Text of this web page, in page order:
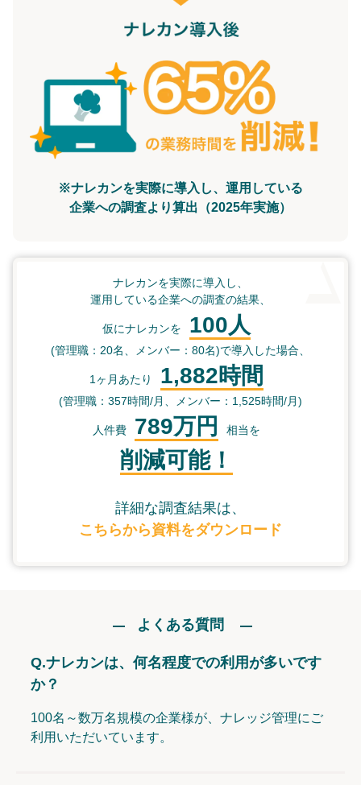
※ナレカンを実際に導入し、運用している
企業への調査より算出（2025年実施）
ナレカンを実際に導入し、
運用している企業への調査の結果、
仮にナレカンを 100人
(管理職：20名、メンバー：80名)で導入した場合、
1ヶ月あたり 1,882時間
(管理職：357時間/月、メンバー：1,525時間/月)
人件費 789万円 相当を
削減可能！
詳細な調査結果は、
こちらから資料をダウンロード
よくある質問
Q.ナレカンは、何名程度での利用が多いです
か？
100名～数万名規模の企業様が、ナレッジ管理にご
利用いただいています。